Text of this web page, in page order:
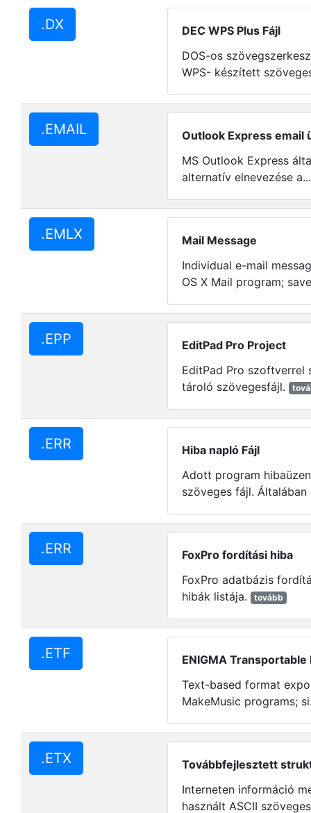
.DX
DEC WPS Plus Fájl
DOS-os
WPS- készített
.EMAIL
Outlook Express email
MS Outlook Express
alternatív elnevezése
.EMLX
Mail Message
Individual e-mail
OS X Mail program;
.EPP
EditPad Pro Project
EditPad Pro szoftverrel
tároló szövegesfájl.
.ERR
Hiba napló Fájl
Adott program
szöveges fájl.
.ERR
FoxPro fordítási hiba
FoxPro adatbázis
hibák listája.
tovább
.ETF
ENIGMA Transportable
Text-based format
MakeMusic programs;
.ETX
Továbbfejlesztett
Interneten információ
használt ASCII